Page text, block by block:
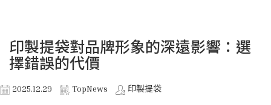
印製提袋對品牌形象的深遠影響：選
擇錯誤的代價
2025.12.29 TopNews 印製提袋